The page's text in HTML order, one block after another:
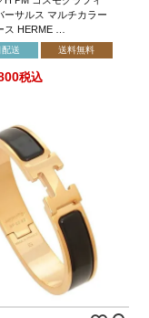
ーサルス マルチカラー
ス HERME …
配送 送料無料
税込